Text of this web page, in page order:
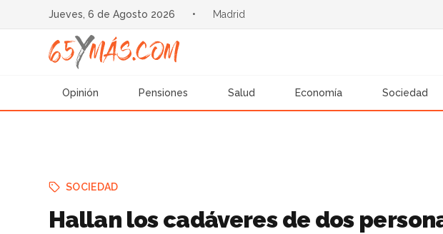
Jueves, 6 de Agosto 2026 • Madrid
Opinión Pensiones Salud Economía Sociedad
SOCIEDAD
Hallan los cadáveres de dos